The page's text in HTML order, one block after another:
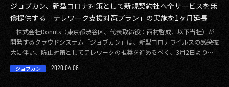
2020
2019
2018
ジョブカン、新型コロナ対策として新規契約社へ全サービスを無
償提供する「テレワーク支援対策プラン」の実施を1ヶ月延長
株式会社Donuts（東京都渋谷区、代表取締役：西村啓成、以下当社）が
開発するクラウドシステム「ジョブカン」は、新型コロナウイルスの感染拡
大に伴い、防止対策としてテレワークの推奨を進めるべく、3月2日より
ジョブカン 2020.04.08